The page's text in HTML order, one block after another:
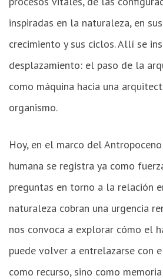
inspiradas en la naturaleza, en
crecimiento y sus ciclos. Allí se
desplazamiento: el paso de la
como máquina hacia una
organismo.
Hoy, en el marco del
humana se registra ya como
preguntas en torno a la relación
naturaleza cobran una urgencia
nos convoca a explorar cómo el
puede volver a entrelazarse con
como recurso, sino como